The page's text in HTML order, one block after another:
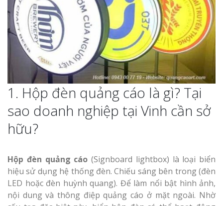
1. Hộp đèn quảng cáo là gì? Tại
sao doanh nghiệp tại Vinh cần sở
hữu?
Hộp đèn quảng cáo (Signboard lightbox) là loại biển
hiệu sử dụng hệ thống đèn. Chiếu sáng bên trong (đèn
LED hoặc đèn huỳnh quang). Để làm nổi bật hình ảnh,
nội dung và thông điệp quảng cáo ở mặt ngoài. Nhờ
Thi Công
Nghệ An Nâng Tầm
Hiệu
Làm Biển
Rẻ Tại Vinh Giải Pháp
Cáo Tại Vinh Giá Rẻ
Biển Led
Ma Trận